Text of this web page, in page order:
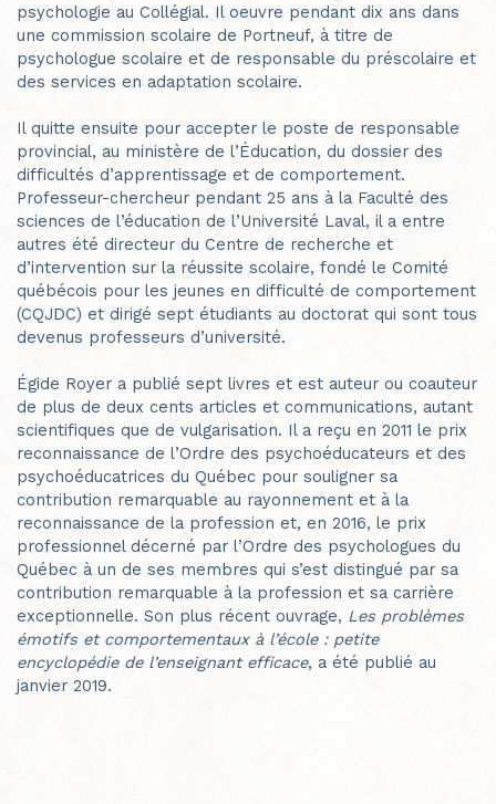
psychologie au Collégial. Il oeuvre pendant dix ans dans
une commission scolaire de Portneuf, à titre de
psychologue scolaire et de responsable du préscolaire et
des services en adaptation scolaire.
Il quitte ensuite pour accepter le poste de responsable
provincial, au ministère de l’Éducation, du dossier des
difficultés d’apprentissage et de comportement.
Professeur-chercheur pendant 25 ans à la Faculté des
sciences de l’éducation de l’Université Laval, il a entre
autres été directeur du Centre de recherche et
d’intervention sur la réussite scolaire, fondé le Comité
québécois pour les jeunes en difficulté de comportement
(CQJDC) et dirigé sept étudiants au doctorat qui sont tous
devenus professeurs d’université.
Égide Royer a publié sept livres et est auteur ou coauteur
de plus de deux cents articles et communications, autant
scientifiques que de vulgarisation. Il a reçu en 2011 le prix
reconnaissance de l’Ordre des psychoéducateurs et des
psychoéducatrices du Québec pour souligner sa
contribution remarquable au rayonnement et à la
reconnaissance de la profession et, en 2016, le prix
professionnel décerné par l’Ordre des psychologues du
Québec à un de ses membres qui s’est distingué par sa
contribution remarquable à la profession et sa carrière
exceptionnelle. Son plus récent ouvrage, Les problèmes
émotifs et comportementaux à l’école : petite
encyclopédie de l’enseignant efficace, a été publié au
janvier 2019.